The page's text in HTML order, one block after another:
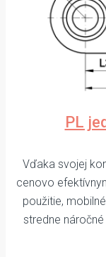
PL
Vďaka svojej
cenovo
použitie,
stredne